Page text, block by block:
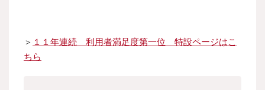
＞ １１年連続 利用者満足度第一位 特設ページはこ
ちら